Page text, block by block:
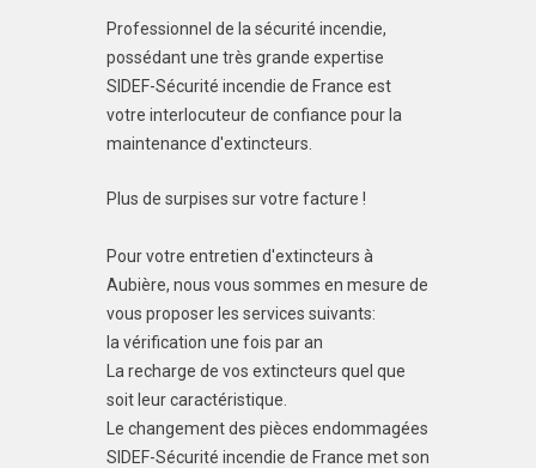
Professionnel de la sécurité incendie,
possédant une très grande expertise
SIDEF-Sécurité incendie de France est
votre interlocuteur de confiance pour la
maintenance d'extincteurs.
Plus de surpises sur votre facture !
Pour votre entretien d'extincteurs à
Aubière, nous vous sommes en mesure de
vous proposer les services suivants:
la vérification une fois par an
La recharge de vos extincteurs quel que
soit leur caractéristique.
Le changement des pièces endommagées
SIDEF-Sécurité incendie de France met son